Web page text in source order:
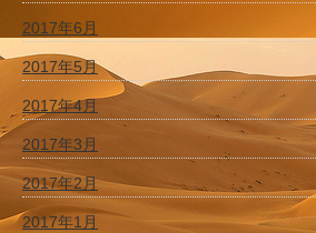
2017年6月
2017年5月
2017年4月
2017年3月
2017年2月
2017年1月